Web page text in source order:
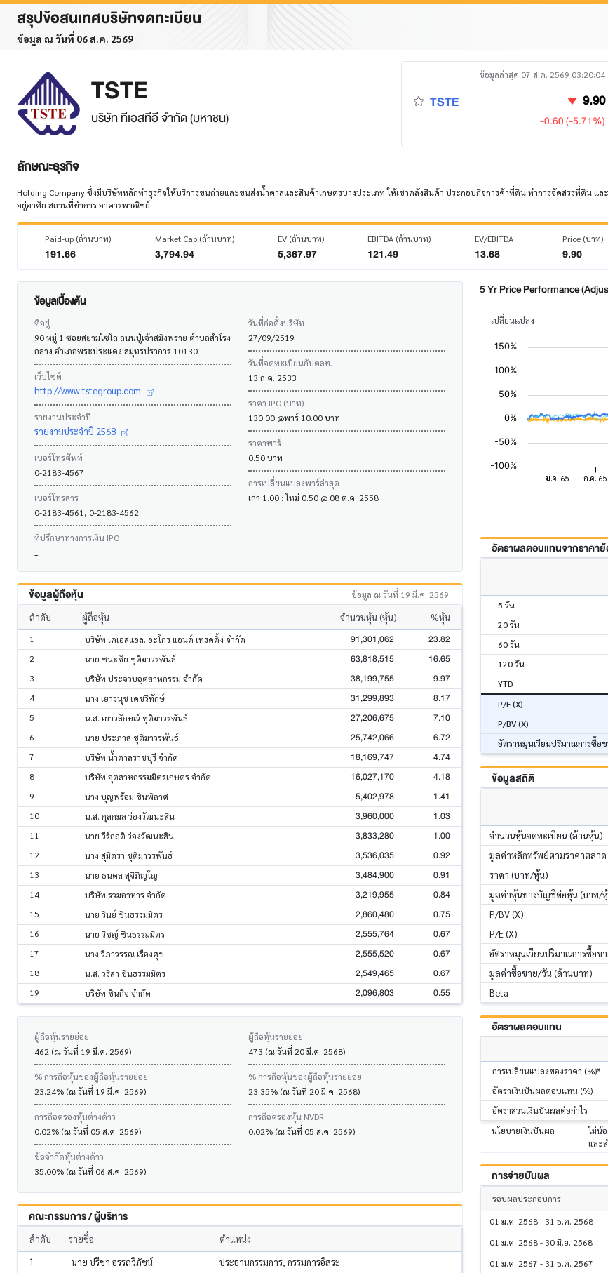
สรุปข้อสนเทศบริษัทจดทะเบียน
ข้อมูล ณ วันที่ 06 ส.ค. 2569
TSTE
บริษัท ทีเอสทีอี จำกัด (มหาชน)
ข้อมูลล่าสุด 07 ส.ค. 2569 03:20:04
TSTE 9.90
-0.60 (-5.71%)
ลักษณะธุรกิจ
Holding Company ซึ่งมีบริษัทหลักทำธุรกิจให้บริการขนถ่ายและขนส่งน้ำตาลและสินค้าเกษตรบางประเภท ให้เช่าคลังสินค้า ประกอบกิจการค้าที่ดิน ทำการจัดสรรที่ดิน แ
อยู่อาศัย สถานที่ทำการ อาคารพาณิชย์
Paid-up (ล้านบาท)
191.66
Market Cap (ล้านบาท)
3,794.94
EV (ล้านบาท)
5,367.97
EBITDA (ล้านบาท)
121.49
EV/EBITDA
13.68
Price (บาท)
9.90
ข้อมูลเบื้องต้น
ที่อยู่
90 หมู่ 1 ซอยสยามไซโล ถนนปู่เจ้าสมิงพราย ตำบลสำโรง
กลาง อำเภอพระประแดง สมุทรปราการ 10130
เว็บไซต์
http://www.tstegroup.com
รายงานประจำปี
รายงานประจำปี 2568
เบอร์โทรศัพท์
0-2183-4567
เบอร์โทรสาร
0-2183-4561, 0-2183-4562
ที่ปรึกษาทางการเงิน IPO
-
วันที่ก่อตั้งบริษัท
27/09/2519
วันที่จดทะเบียนกับตลท.
13 ก.ค. 2533
ราคา IPO (บาท)
130.00 @พาร์ 10.00 บาท
ราคาพาร์
0.50 บาท
การเปลี่ยนแปลงพาร์ล่าสุด
เก่า 1.00 : ใหม่ 0.50 @ 08 ต.ค. 2558
ข้อมูลผู้ถือหุ้น ข้อมูล ณ วันที่ 19 มี.ค. 2569
ลำดับ ผู้ถือหุ้น จำนวนหุ้น (หุ้น) %หุ้น
1 บริษัท เคเอสแอล. อะโกร แอนด์ เทรดดิ้ง จำกัด 91,301,062 23.82
2 นาย ชนะชัย ชุติมาวรพันธ์ 63,818,515 16.65
3 บริษัท ประจวบอุตสาหกรรม จำกัด 38,199,755 9.97
4 นาง เยาวนุช เดชวิทักษ์ 31,299,893 8.17
5 น.ส. เยาวลักษณ์ ชุติมาวรพันธ์ 27,206,675 7.10
6 นาย ประภาส ชุติมาวรพันธ์ 25,742,066 6.72
7 บริษัท น้ำตาลราชบุรี จำกัด 18,169,747 4.74
8 บริษัท อุตสาหกรรมมิตรเกษตร จำกัด 16,027,170 4.18
9 นาง บุญพร้อม ชินพิลาศ 5,402,978 1.41
10 น.ส. กุลกมล ว่องวัฒนะสิน 3,960,000 1.03
11 นาย วีร์กฤติ ว่องวัฒนะสิน 3,833,280 1.00
12 นาง สุมิตรา ชุติมาวรพันธ์ 3,536,035 0.92
13 นาย ธนดล สุจิภิญโญ 3,484,900 0.91
14 บริษัท รวมอาหาร จำกัด 3,219,955 0.84
15 นาย วินย์ ชินธรรมมิตร 2,860,480 0.75
16 นาย วิชญ์ ชินธรรมมิตร 2,555,764 0.67
17 นาง วิภาวรรณ เรืองศุข 2,555,520 0.67
18 น.ส. วริสา ชินธรรมมิตร 2,549,465 0.67
19 บริษัท ชินกิจ จำกัด 2,096,803 0.55
ผู้ถือหุ้นรายย่อย
462 (ณ วันที่ 19 มี.ค. 2569)
% การถือหุ้นของผู้ถือหุ้นรายย่อย
23.24% (ณ วันที่ 19 มี.ค. 2569)
การถือครองหุ้นต่างด้าว
0.02% (ณ วันที่ 05 ส.ค. 2569)
ข้อจำกัดหุ้นต่างด้าว
35.00% (ณ วันที่ 06 ส.ค. 2569)
ผู้ถือหุ้นรายย่อย
473 (ณ วันที่ 20 มี.ค. 2568)
% การถือหุ้นของผู้ถือหุ้นรายย่อย
23.35% (ณ วันที่ 20 มี.ค. 2568)
การถือครองหุ้น NVDR
0.02% (ณ วันที่ 05 ส.ค. 2569)
คณะกรรมการ / ผู้บริหาร
ลำดับ รายชื่อ
ตำแหน่ง
1
นาย ปรีชา อรรถวิภัชน์
ประธานกรรมการ, กรรมการอิสระ
5 Yr Price Performance
เปลี่ยนแปลง
อัตราผลตอบแทนจากราคา
5 วัน
20 วัน
60 วัน
120 วัน
YTD
P/E (X)
P/BV (X)
อัตราหมุนเวียนปริมาณการซื้อ
ข้อมูลสถิติ
จำนวนหุ้นจดทะเบียน (ล้านหุ้น)
มูลค่าหลักทรัพย์ตามราคาตลา
ราคา (บาท/หุ้น)
มูลค่าหุ้นทางบัญชีต่อหุ้น (บาท/
P/BV (X)
P/E (X)
อัตราหมุนเวียนปริมาณการซื้อข
มูลค่าซื้อขาย/วัน (ล้านบาท)
Beta
อัตราผลตอบแทน
การเปลี่ยนแปลงของราคา (%)*
อัตราเงินปันผลตอบแทน (%)
อัตราส่วนเงินปันผลต่อกำไร
นโยบายเงินปันผล
ไม่น้
และ
การจ่ายปันผล
รอบผลประกอบการ
01 ม.ค. 2568 - 31 ธ.ค. 2568
01 ม.ค. 2568 - 30 มิ.ย. 2568
01 ม.ค. 2567 - 31 ธ.ค. 2567